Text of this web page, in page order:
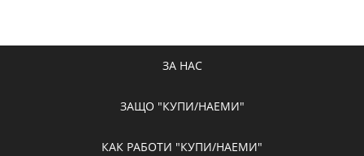
ЗА НАС
ЗАЩО "КУПИ/НАЕМИ"
КАК РАБОТИ "КУПИ/НАЕМИ"